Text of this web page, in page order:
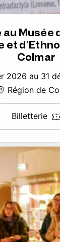
Musée
et
Colmar
2026 au 31
Région de
Billetterie